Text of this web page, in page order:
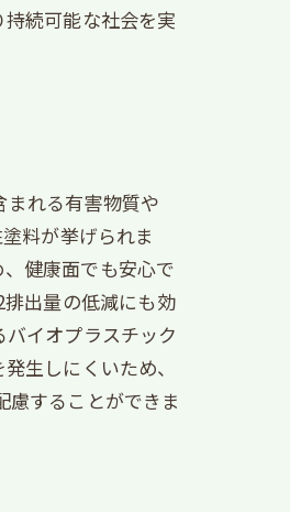
続可能な社会を実
れる有害物質や
料が挙げられま
健康面でも安心で
出量の低減にも効
イオプラスチック
生しにくいため、
することができま